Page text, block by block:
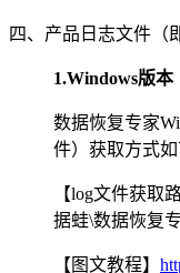
四、产品日志文件（
1.Windows版本
数据恢复专家
件）获取方式如
【log文件获取
据蛙\数据恢复
【图文教程】